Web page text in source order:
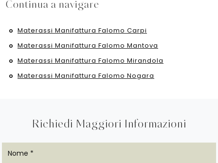
Continua a navigare
Materassi Manifattura Falomo Carpi
Materassi Manifattura Falomo Mantova
Materassi Manifattura Falomo Mirandola
Materassi Manifattura Falomo Nogara
Richiedi Maggiori Informazioni